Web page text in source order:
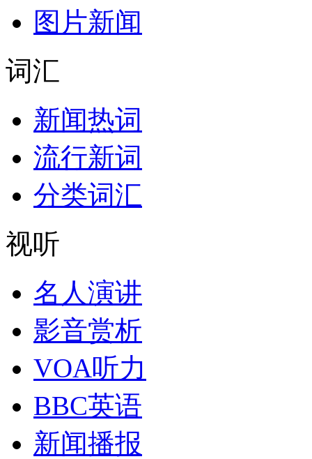
图片新闻
词汇
新闻热词
流行新词
分类词汇
视听
名人演讲
影音赏析
VOA听力
BBC英语
新闻播报